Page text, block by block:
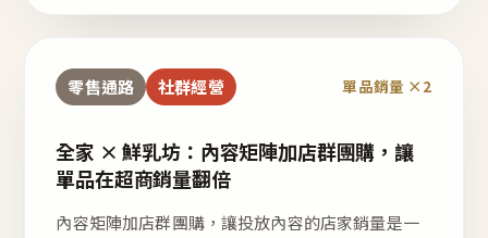
零售通路 社群經營 單品銷量 ×2
全家 × 鮮乳坊：內容矩陣加店群團購，讓
單品在超商銷量翻倍
內容矩陣加店群團購，讓投放內容的店家銷量是一